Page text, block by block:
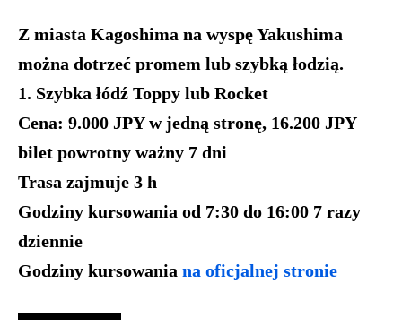
Z miasta Kagoshima na wyspę Yakushima
można dotrzeć promem lub szybką łodzią.
1. Szybka łódź Toppy lub Rocket
Cena: 9.000 JPY w jedną stronę, 16.200 JPY
bilet powrotny ważny 7 dni
Trasa zajmuje 3 h
Godziny kursowania od 7:30 do 16:00 7 razy
dziennie
Godziny kursowania na oficjalnej stronie